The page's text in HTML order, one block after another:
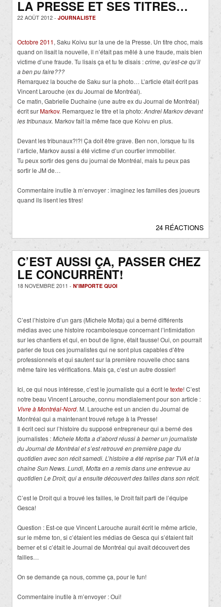
LA PRESSE ET SES TITRES…
22 AOÛT 2012 - JOURNALISTE
Octobre 2011, Saku Koivu sur la une de la Presse. Un titre choc, mais
quand on lisait la nouvelle, il n’était pas mêlé à une fraude, mais bien
victime d’une fraude. Tu lisais ça et tu te disais :crime, qu’est-ce qu’il
a ben pu faire???
Remarquez la bouche de Saku sur la photo… L’article était écrit pas
Vincent Larouche (ex du Journal de Montréal).
Ce matin, Gabrielle Duchaine (une autre ex du Journal de Montréal)
écrit surMarkov. Remarquez le titre et la photo:Andrei Markov devant
les tribunaux. Markov fait la même face que Koivu en plus.
Devant les tribunaux?!?! Ça doit être grave. Ben non, lorsque tu lis
l’article, Markov aussi a été victime d’un courtier immobilier.
Tu peux sortir des gens du journal de Montréal, mais tu peux pas
sortir le JM de…
Commentaire inutile à m’envoyer : imaginez les familles des joueurs
quand ils lisent les titres!
24 RÉACTIONS
C’EST AUSSI ÇA, PASSER CHEZ
LE CONCURRENT!
18 NOVEMBRE 2011 - N'IMPORTE QUOI
C’est l’histoire d’un gars (Michele Motta) qui a berné différents
médias avec une histoire rocambolesque concernant l’intimidation
sur les chantiers et qui, en bout de ligne, était fausse! Oui, on pourrait
parler de tous ces journalistes qui ne sont plus capables d’être
professionnels et qui sautent sur la première nouvelle choc sans
même faire les vérifications. Mais ça, c’est un autre dossier!
Ici, ce qui nous intéresse, c’est le journaliste qui a écrit le texte! C’est
notre beau Vincent Larouche, connu mondialement pour son article :
Vivre à Montréal-Nord. M. Larouche est un ancien du Journal de
Montréal qui a maintenant trouvé refuge à la Presse!
Il écrit ceci sur l’histoire du supposé entrepreneur qui a berné des
journalistes :Michele Motta a d’abord réussi à berner un journaliste
du Journal de Montréal et s’est retrouvé en première page du
quotidien avec son récit samedi. L’histoire a été reprise par TVA et la
chaîne Sun News. Lundi, Motta en a remis dans une entrevue au
quotidien Le Droit, qui a ensuite découvert des failles dans son récit.
C’est le Droit qui a trouvé les failles, le Droit fait parti de l’équipe
Gesca!
Question : Est-ce que Vincent Larouche aurait écrit le même article,
sur le même ton, si c’étaient les médias de Gesca qui s’étaient fait
berner et si c’était le Journal de Montréal qui avait découvert des
failles…
On se demande ça nous, comme ça, pour le fun!
Commentaire inutile à m’envoyer : Oui!